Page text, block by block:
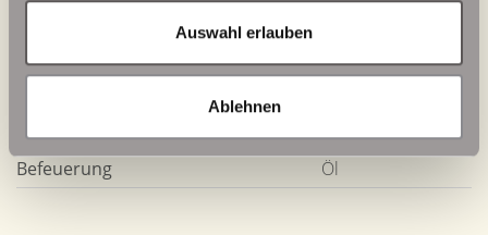
Auswahl erlauben
Ablehnen
Heizung
Befeuerung
Öl